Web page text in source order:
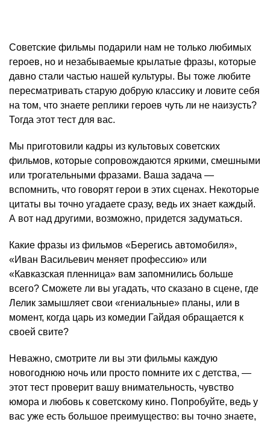
Советские фильмы подарили нам не только любимых
героев, но и незабываемые крылатые фразы, которые
давно стали частью нашей культуры. Вы тоже любите
пересматривать старую добрую классику и ловите себя
на том, что знаете реплики героев чуть ли не наизусть?
Тогда этот тест для вас.
Мы приготовили кадры из культовых советских
фильмов, которые сопровождаются яркими, смешными
или трогательными фразами. Ваша задача —
вспомнить, что говорят герои в этих сценах. Некоторые
цитаты вы точно угадаете сразу, ведь их знает каждый.
А вот над другими, возможно, придется задуматься.
Какие фразы из фильмов «Берегись автомобиля»,
«Иван Васильевич меняет профессию» или
«Кавказская пленница» вам запомнились больше
всего? Сможете ли вы угадать, что сказано в сцене, где
Лелик замышляет свои «гениальные» планы, или в
момент, когда царь из комедии Гайдая обращается к
своей свите?
Неважно, смотрите ли вы эти фильмы каждую
новогоднюю ночь или просто помните их с детства, —
этот тест проверит вашу внимательность, чувство
юмора и любовь к советскому кино. Попробуйте, ведь у
вас уже есть большое преимущество: вы точно знаете,